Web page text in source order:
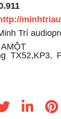
Trí
TX52,KP3,